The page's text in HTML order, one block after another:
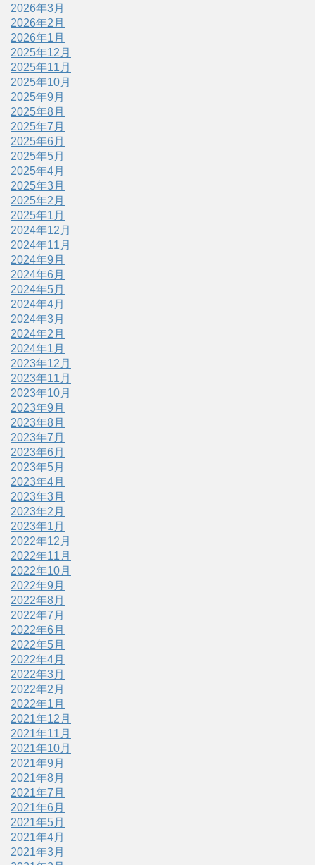
2026年3月
2026年2月
2026年1月
2025年12月
2025年11月
2025年10月
2025年9月
2025年8月
2025年7月
2025年6月
2025年5月
2025年4月
2025年3月
2025年2月
2025年1月
2024年12月
2024年11月
2024年9月
2024年6月
2024年5月
2024年4月
2024年3月
2024年2月
2024年1月
2023年12月
2023年11月
2023年10月
2023年9月
2023年8月
2023年7月
2023年6月
2023年5月
2023年4月
2023年3月
2023年2月
2023年1月
2022年12月
2022年11月
2022年10月
2022年9月
2022年8月
2022年7月
2022年6月
2022年5月
2022年4月
2022年3月
2022年2月
2022年1月
2021年12月
2021年11月
2021年10月
2021年9月
2021年8月
2021年7月
2021年6月
2021年5月
2021年4月
2021年3月